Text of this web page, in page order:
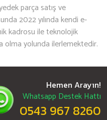
parça satış ve
2022 yılında kendi e-
kadrosu ile teknolojik
olma yolunda ilerlemektedir.
Hemen Arayın!
Whatsapp Destek Hattı
0543 967 8260